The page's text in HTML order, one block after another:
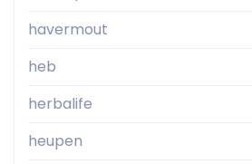
havermout
heb
herbalife
heupen